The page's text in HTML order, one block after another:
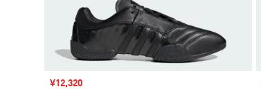
セール価格
¥12,320